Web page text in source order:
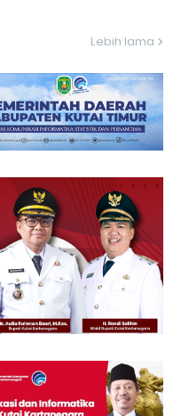
Lebih lama